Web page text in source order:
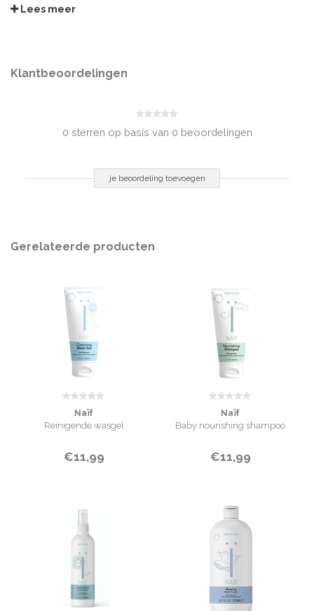
Glycerin, Methylpropanediol, Gossypium Herbaceum (Katoenzaadolie) Seed
Phenylpropanol, Citric Acid, Sodium Hydroxide
Lees meer
Klantbeoordelingen
0 sterren op basis van 0 beoordelingen
je beoordeling toevoegen
Gerelateerde producten
Naïf
Reinigende wasgel
€11,99
Naïf
Baby nourishing shampoo
€11,99